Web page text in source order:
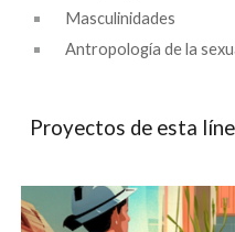
Masculinidades
Antropología de la
Proyectos de esta